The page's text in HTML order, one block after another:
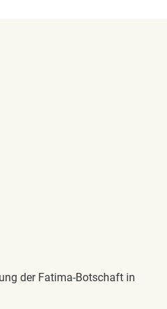
der Fatima-Botschaft in